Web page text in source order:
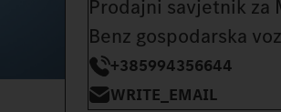
Prodajni savjetnik za
Benz gospodarska
+385994356644
WRITE_EMAIL